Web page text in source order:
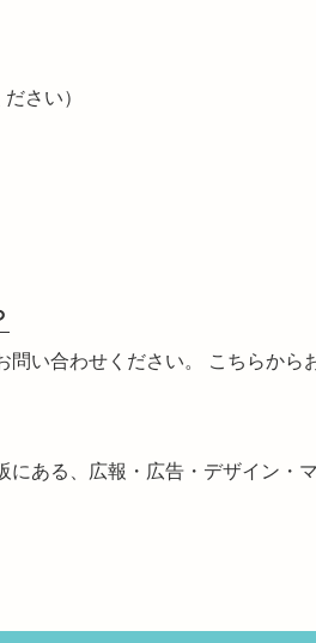
さい）
問い合わせください。 こちらから
ある、広報・広告・デザイン・